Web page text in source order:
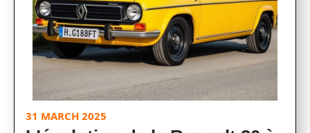
31 MARCH 2025